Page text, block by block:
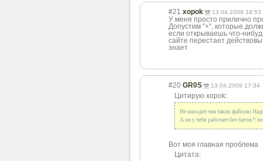
#21 xopok 13.04.2009 18:53
У меня просто прилично
Допустим "+", которые
если открываешь что-
сайте перестает
знает
#20 GR0S 13.04.2009 17:34
Цитирую xopok:
Не находит там таких файлов(
А он у тебя работает без багов?!
Вот моя главная проблема
Цитата: